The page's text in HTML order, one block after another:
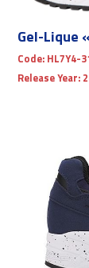
Gel-Lique
Code: HL7Y4-
Release Year: